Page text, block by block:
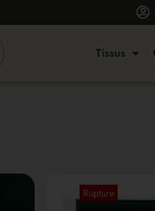
Tissus